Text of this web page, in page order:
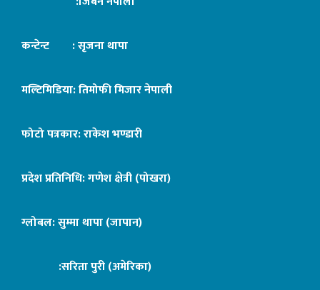
कन्टेन्ट : सृजना थापा
मल्टिमिडिया: तिमोफी मिजार नेपाली
फोटो पत्रकार: राकेश भण्डारी
प्रदेश प्रतिनिधि: गणेश क्षेत्री (पोखरा)
ग्लोबल: सुम्मा थापा (जापान)
:सरिता पुरी (अमेरिका)